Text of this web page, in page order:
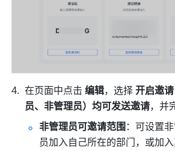
在页面中点击 编辑，选择 开启邀
员、非管理员）均可发送邀请，并
非管理员可邀请范围：可设置
员加入自己所在的部门，或加入